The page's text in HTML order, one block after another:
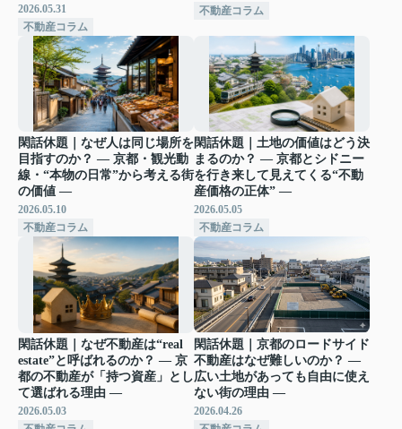
2026.05.31
不動産コラム
不動産コラム
閑話休題｜なぜ人は同じ場所を
目指すのか？ ― 京都・観光動
線・“本物の日常”から考える街
の価値 ―
2026.05.10
不動産コラム
閑話休題｜土地の価値はどう決
まるのか？ ― 京都とシドニー
を行き来して見えてくる“不動
産価格の正体” ―
2026.05.05
不動産コラム
閑話休題｜なぜ不動産は“real
estate”と呼ばれるのか？ ― 京
都の不動産が「持つ資産」とし
て選ばれる理由 ―
2026.05.03
閑話休題｜京都のロードサイド
不動産はなぜ難しいのか？ ―
広い土地があっても自由に使え
ない街の理由 ―
2026.04.26